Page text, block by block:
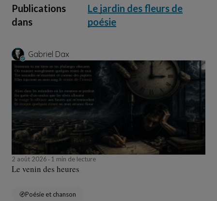
Publications
dans
Le jardin des fleurs de
poésie
Gabriel Dax
2 août 2026 1 min de lecture
Le venin des heures
Poésie et chanson